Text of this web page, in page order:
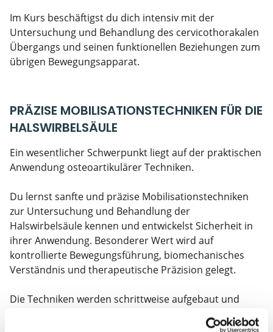
Im Kurs beschäftigst du dich intensiv mit der
Untersuchung und Behandlung des cervicothorakalen
Übergangs und seinen funktionellen Beziehungen zum
übrigen Bewegungsapparat.
PRÄZISE MOBILISATIONSTECHNIKEN FÜR DIE
HALSWIRBELSÄULE
Ein wesentlicher Schwerpunkt liegt auf der praktischen
Anwendung osteoartikulärer Techniken.
Du lernst sanfte und präzise Mobilisationstechniken
zur Untersuchung und Behandlung der
Halswirbelsäule kennen und entwickelst Sicherheit in
ihrer Anwendung. Besonderer Wert wird auf
kontrollierte Bewegungsführung, biomechanisches
Verständnis und therapeutische Präzision gelegt.
Die Techniken werden schrittweise aufgebaut und